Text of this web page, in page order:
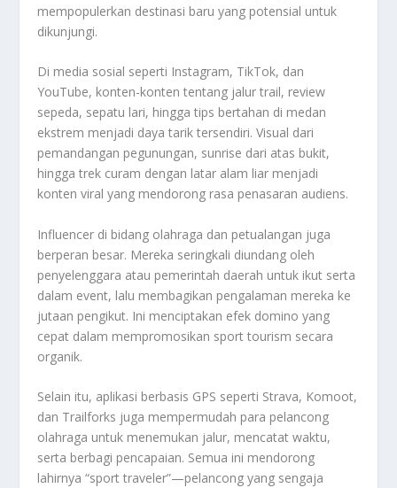
mempopulerkan destinasi baru yang potensial untuk
dikunjungi.
Di media sosial seperti Instagram, TikTok, dan
YouTube, konten-konten tentang jalur trail, review
sepeda, sepatu lari, hingga tips bertahan di medan
ekstrem menjadi daya tarik tersendiri. Visual dari
pemandangan pegunungan, sunrise dari atas bukit,
hingga trek curam dengan latar alam liar menjadi
konten viral yang mendorong rasa penasaran audiens.
Influencer di bidang olahraga dan petualangan juga
berperan besar. Mereka seringkali diundang oleh
penyelenggara atau pemerintah daerah untuk ikut serta
dalam event, lalu membagikan pengalaman mereka ke
jutaan pengikut. Ini menciptakan efek domino yang
cepat dalam mempromosikan sport tourism secara
organik.
Selain itu, aplikasi berbasis GPS seperti Strava, Komoot,
dan Trailforks juga mempermudah para pelancong
olahraga untuk menemukan jalur, mencatat waktu,
serta berbagi pencapaian. Semua ini mendorong
lahirnya “sport traveler”—pelancong yang sengaja